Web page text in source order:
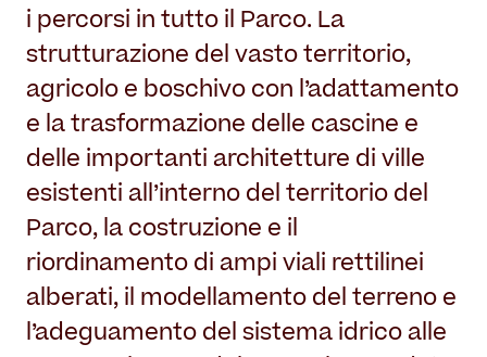
i percorsi in tutto il Parco. La
strutturazione del vasto territorio,
agricolo e boschivo con l’adattamento
e la trasformazione delle cascine e
delle importanti architetture di ville
esistenti all’interno del territorio del
Parco, la costruzione e il
riordinamento di ampi viali rettilinei
alberati, il modellamento del terreno e
l’adeguamento del sistema idrico alle